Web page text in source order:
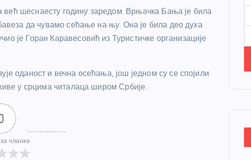
шеснаесту годину заредом. Врњачка Бања је била
да чувамо сећање на њу. Она је била део духа
је Горан Каравесовић из Туристичке организације
оданост и вечна осећања, још једном су се спојили
у срцима читалаца широм Србије.
чланке